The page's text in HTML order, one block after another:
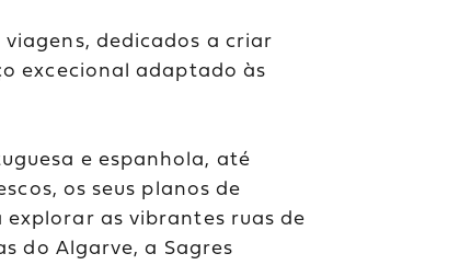
dedicados a criar
excecional adaptado às
e espanhola, até
os seus planos de
as vibrantes ruas de
do Algarve, a Sagres